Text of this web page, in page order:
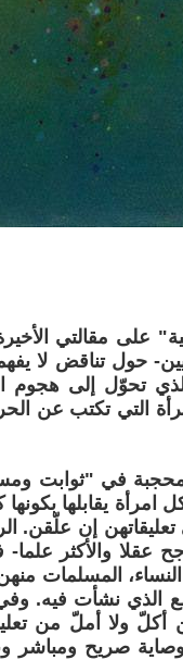
على مقالتي
حول تناقض لا
الذي تحوّل إلى
التي تكتب عن
في "ثوابت
يقابلها بكونها
إن علّقن.
عقلا والأكثر علما-
المسلمات
الذي نشأت فيه.
ولا أملّ من
صريح ومباشر